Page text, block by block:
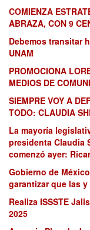
COMIENZA
ABRAZA, CON 9
Debemos transitar
UNAM
PROMOCIONA
MEDIOS DE
SIEMPRE VOY A
TODO: CLAUDIA
La mayoría
presidenta Claudia
comenzó ayer:
Gobierno de
garantizar que las
Realiza ISSSTE
2025